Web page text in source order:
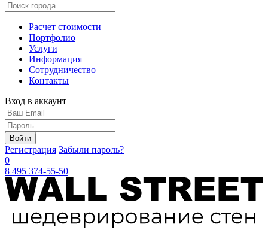
Расчет стоимости
Портфолио
Услуги
Информация
Сотрудничество
Контакты
Вход в аккаунт
Войти
Регистрация Забыли пароль?
0
8 495 374-55-50